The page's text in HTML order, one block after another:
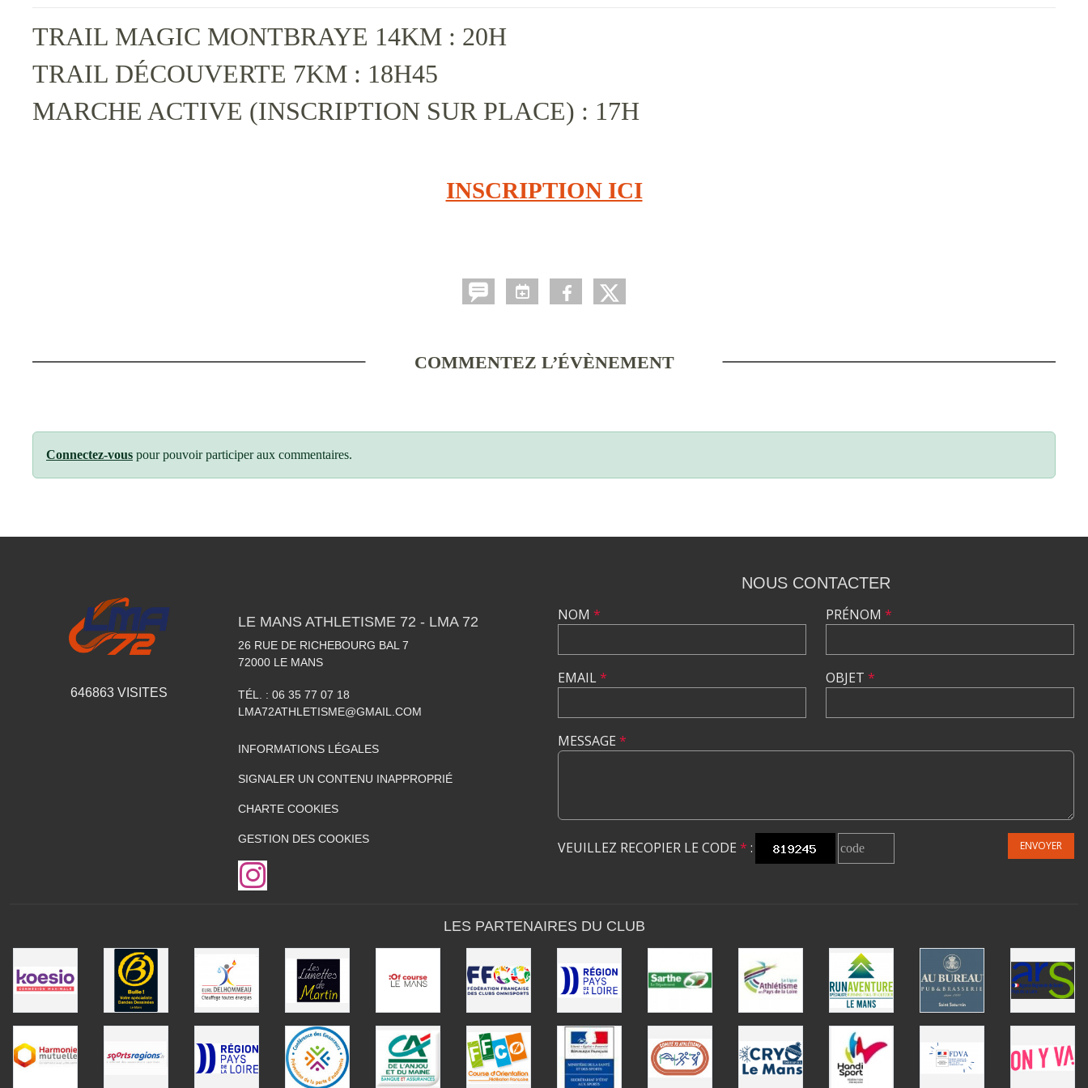
TRAIL MAGIC MONTBRAYE 14KM : 20H
TRAIL DÉCOUVERTE 7KM : 18H45
MARCHE ACTIVE (INSCRIPTION SUR PLACE) : 17H
INSCRIPTION ICI
COMMENTEZ L’ÉVÈNEMENT
Connectez-vous pour pouvoir participer aux commentaires.
646863 VISITES
LE MANS ATHLETISME 72 - LMA 72
26 RUE DE RICHEBOURG BAL 7
72000 LE MANS
TÉL. : 06 35 77 07 18
LMA72ATHLETISME@GMAIL.COM
INFORMATIONS LÉGALES
SIGNALER UN CONTENU INAPPROPRIÉ
CHARTE COOKIES
GESTION DES COOKIES
NOUS CONTACTER
NOM *
EMAIL*
PRÉNOM *
OBJET *
MESSAGE *
VEUILLEZ RECOPIER LE CODE * : ENVOYER
LES PARTENAIRES DU CLUB